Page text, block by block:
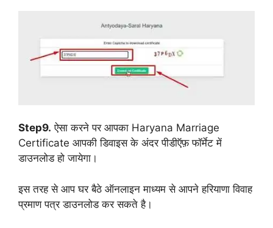
Step9. ऐसा करने पर आपका Haryana Marriage
Certificate आपकी डिवाइस के अंदर पीडीऍफ़ फॉर्मेट में
डाउनलोड हो जायेगा।
इस तरह से आप घर बैठे ऑनलाइन माध्यम से आपने हरियाणा विवाह
प्रमाण पत्र डाउनलोड कर सकते है।